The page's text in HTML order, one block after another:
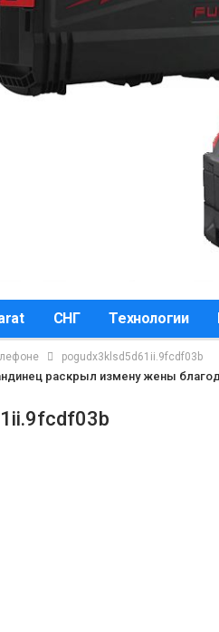
СНГ Технологии
pogudx3klsd5d61ii.9fcdf03b
раскрыл измену жены